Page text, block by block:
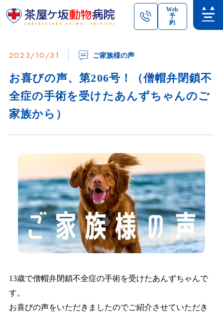
Web
予
約
2023/10/31 ご家族様の声
お喜びの声、第206号！（僧帽弁閉鎖不
全症の手術を受けたあんずちゃんのご
家族から）
13歳で僧帽弁閉鎖不全症の手術を受けたあんずちゃんで
す。
お喜びの声をいただきましたのでご紹介させていただき